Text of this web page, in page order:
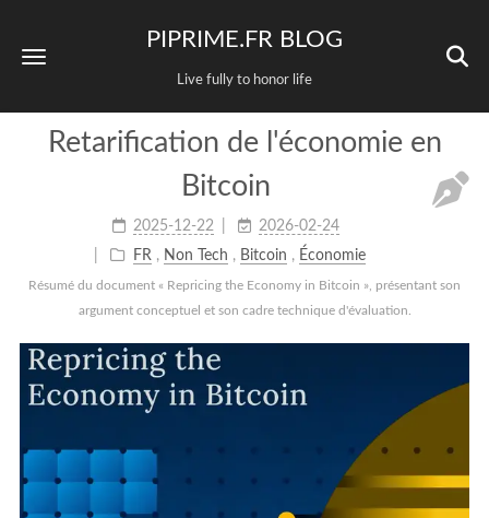
PIPRIME.FR BLOG
Live fully to honor life
Retarification de l'économie en
Bitcoin
2025-12-22
2026-02-24
FR , Non Tech , Bitcoin , Économie
Résumé du document « Repricing the Economy in Bitcoin », présentant son
argument conceptuel et son cadre technique d'évaluation.